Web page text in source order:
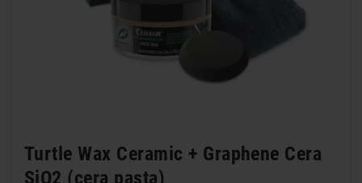
Turtle Wax Ceramic + Graphene Cera
SiO2 (cera pasta)